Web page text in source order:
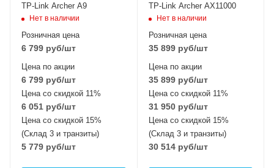
TP-Link Archer A9
Нет в наличии
Розничная цена
6 799 руб/шт
Цена по акции
6 799 руб/шт
Цена со скидкой 11%
6 051 руб/шт
Цена со скидкой 15%
(Склад 3 и транзиты)
5 779 руб/шт
TP-Link Archer AX11000
Нет в наличии
Розничная цена
35 899руб/шт
Цена по акции
35 899руб/шт
Цена со скидкой 11%
31 950руб/шт
Цена со скидкой 15%
(Склад 3 и транзиты)
30 514руб/шт